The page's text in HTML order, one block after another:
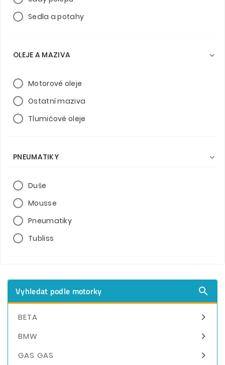
Sedla a potahy
OLEJE A MAZIVA 
Motorové oleje
Ostatní maziva
Tlumičové oleje
PNEUMATIKY 
Duše
Mousse
Pneumatiky
Tubliss
Vyhledat podle motorky 
BETA 
BMW 
GAS GAS 